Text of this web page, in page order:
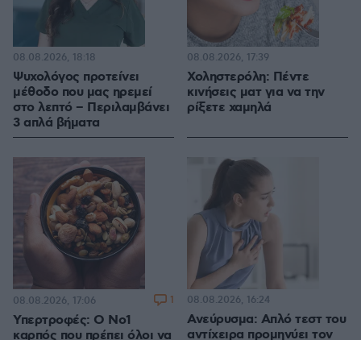
Ψυχολόγος προτείνει
μέθοδο που μας ηρεμεί
στο λεπτό – Περιλαμβάνει
3 απλά βήματα
08.08.2026, 18:18
Χοληστερόλη: Πέντε
κινήσεις ματ για να την
ρίξετε χαμηλά
08.08.2026, 17:39
Υπερτροφές: Ο Νο1
καρπός που πρέπει όλοι να
08.08.2026, 17:06 1
Ανεύρυσμα: Απλό τεστ του
αντίχειρα προμηνύει τον
08.08.2026, 16:24